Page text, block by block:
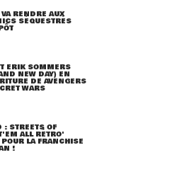
RENDRE AUX
SÉQUESTRÉS
ERIK SOMMERS
NEW DAY) EN
DE AVENGERS
WARS
: STREETS OF
ALL RÉTRO'
LA FRANCHISE
!